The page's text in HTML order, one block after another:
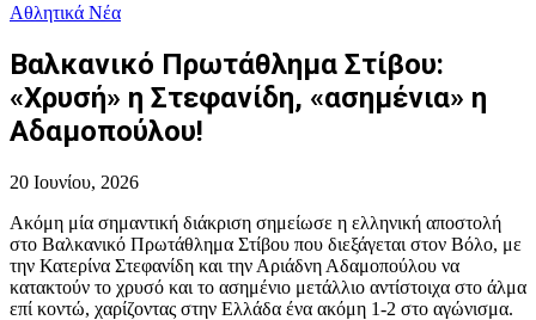
Αθλητικά Νέα
Βαλκανικό Πρωτάθλημα Στίβου:
«Χρυσή» η Στεφανίδη, «ασημένια» η
Αδαμοπούλου!
20 Ιουνίου, 2026
Ακόμη μία σημαντική διάκριση σημείωσε η ελληνική αποστολή
στο Βαλκανικό Πρωτάθλημα Στίβου που διεξάγεται στον Βόλο, με
την Κατερίνα Στεφανίδη και την Αριάδνη Αδαμοπούλου να
κατακτούν το χρυσό και το ασημένιο μετάλλιο αντίστοιχα στο άλμα
επί κοντώ, χαρίζοντας στην Ελλάδα ένα ακόμη 1-2 στο αγώνισμα.